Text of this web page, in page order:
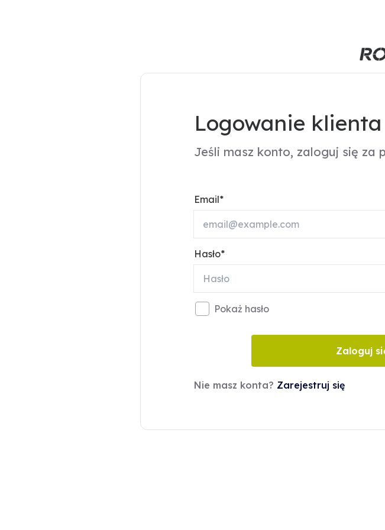
Logowanie klienta
Jeśli masz konto, zaloguj się za
Email
Hasło
Pokaż hasło
Zaloguj
Nie masz konta? Zarejestruj się